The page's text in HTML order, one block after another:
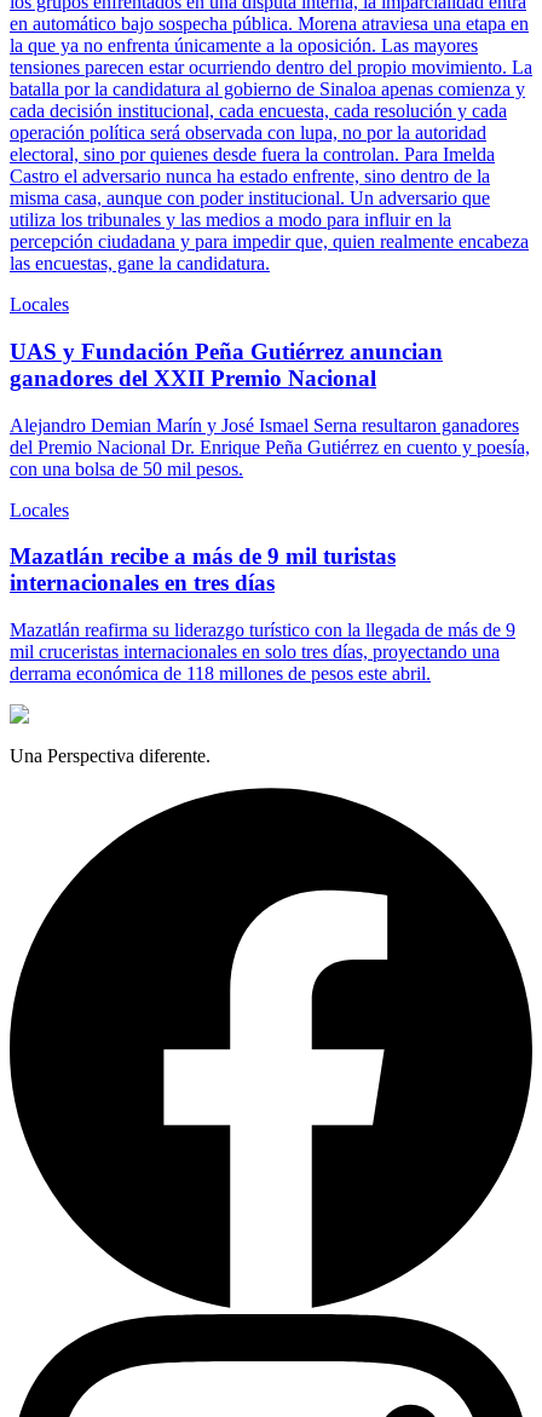
en automático bajo sospecha pública. Morena atraviesa una etapa en
la que ya no enfrenta únicamente a la oposición. Las mayores
tensiones parecen estar ocurriendo dentro del propio movimiento. La
batalla por la candidatura al gobierno de Sinaloa apenas comienza y
cada decisión institucional, cada encuesta, cada resolución y cada
operación política será observada con lupa, no por la autoridad
electoral, sino por quienes desde fuera la controlan. Para Imelda
Castro el adversario nunca ha estado enfrente, sino dentro de la
misma casa, aunque con poder institucional. Un adversario que
utiliza los tribunales y las medios a modo para influir en la
percepción ciudadana y para impedir que, quien realmente encabeza
las encuestas, gane la candidatura.
Locales
UAS y Fundación Peña Gutiérrez anuncian
ganadores del XXII Premio Nacional
Alejandro Demian Marín y José Ismael Serna resultaron ganadores
del Premio Nacional Dr. Enrique Peña Gutiérrez en cuento y poesía,
con una bolsa de 50 mil pesos.
Locales
Mazatlán recibe a más de 9 mil turistas
internacionales en tres días
Mazatlán reafirma su liderazgo turístico con la llegada de más de 9
mil cruceristas internacionales en solo tres días, proyectando una
derrama económica de 118 millones de pesos este abril.
Una Perspectiva diferente.